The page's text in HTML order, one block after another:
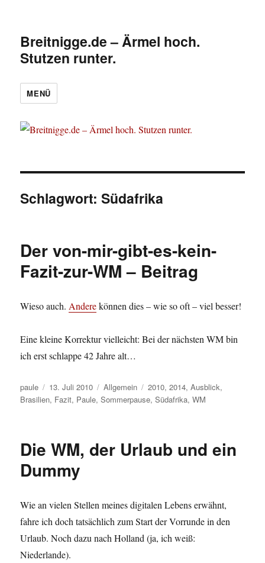
Breitnigge.de – Ärmel hoch.
Stutzen runter.
MENÜ
Schlagwort:Südafrika
Der von-mir-gibt-es-kein-
Fazit-zur-WM – Beitrag
Wieso auch.Anderekönnen dies – wie so oft – viel besser!
Eine kleine Korrektur vielleicht: Bei der nächsten WM bin
ich erst schlappe 42 Jahre alt…
Autor
paule
Veröffentlicht
am
13. Juli 2010 Kategorien
Allgemein Schlagwörter
2010,2014,Ausblick,
Brasilien, Fazit, Paule,Sommerpause,Südafrika,WM
Die WM, der Urlaub und ein
Dummy
Wie an vielen Stellen meines digitalen Lebens erwähnt,
fahre ich doch tatsächlich zum Start der Vorrunde in den
Urlaub. Noch dazu nach Holland (ja, ich weiß:
Niederlande).